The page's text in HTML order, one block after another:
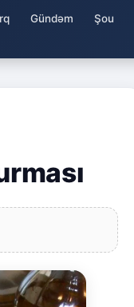
Gündəm Şou